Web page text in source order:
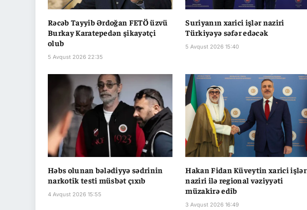
Rəcəb Tayyib Ərdoğan FETÖ üzvü
Burkay Karatepedən şikayətçi
olub
5 Avqust 2026 22:35
Suriyanın xarici işlər naziri
Türkiyəyə səfər edəcək
5 Avqust 2026 15:40
Həbs olunan bələdiyyə sədrinin
narkotik testi müsbət çıxıb
4 Avqust 2026 15:55
Hakan Fidan Küveytin xarici işlər
naziri ilə regional vəziyyəti
müzakirə edib
3 Avqust 2026 16:49